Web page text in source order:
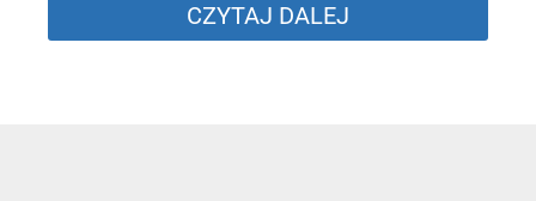
CZYTAJ DALEJ